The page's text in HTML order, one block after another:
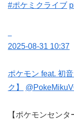
#ポケミクライブ
2025-08-31 10:37
ポケモン feat. 初
ク】
【ポケモンセンタ